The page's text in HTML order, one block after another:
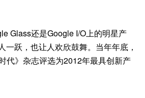
Glass还是Google I/O上的明星产
一跃，也让人欢欣鼓舞。当年年底，
代》杂志评选为2012年最具创新产